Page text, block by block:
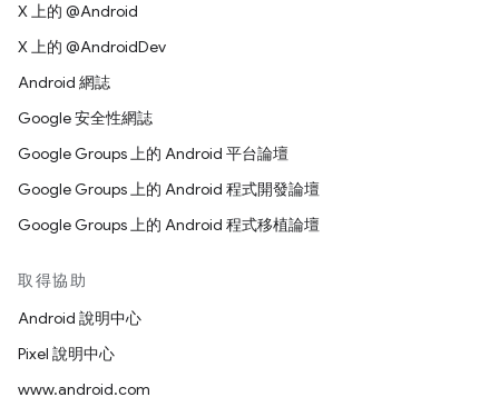
X 上的 @Android
X 上的 @AndroidDev
Android 網誌
Google 安全性網誌
Google Groups 上的 Android 平台論壇
Google Groups 上的 Android 程式開發論壇
Google Groups 上的 Android 程式移植論壇
取得協助
Android 說明中心
Pixel 說明中心
www.android.com